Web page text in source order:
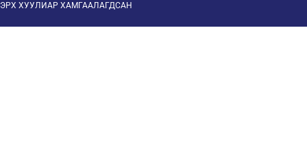
ЭРХ ХУУЛИАР ХАМГААЛАГДСАН